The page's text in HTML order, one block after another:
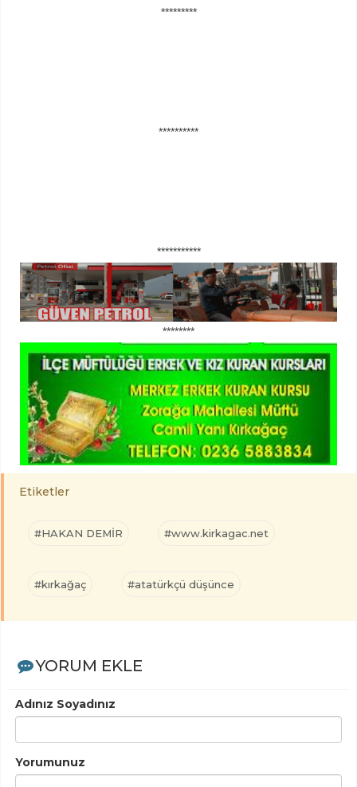
*********
**********
***********
********
Etiketler
#HAKAN DEMİR #www.kirkagac.net
#kırkağaç #atatürkçü düşünce
YORUM EKLE
Adınız Soyadınız
Yorumunuz